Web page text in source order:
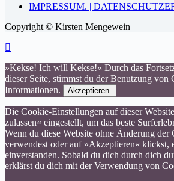
IMPRESSUM. |
Copyright © Kirsten Mengewein
»Kekse! Ich will Kekse!« Durch das
dieser Seite, stimmst du der Benutzung von
Informationen.
Akzeptieren.
Die Cookie-Einstellungen auf dieser
zulassen« eingestellt, um das beste
Wenn du diese Website ohne Änderung der
verwendest oder auf »Akzeptieren« klickst,
einverstanden. Sobald du dich durch dich
erklärst du dich mit der Verwendung von